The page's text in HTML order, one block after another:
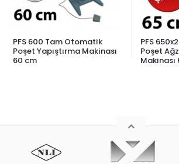
PFS 600 Tam Otomatik
Poşet Yapıştırma Makinası
60 cm
PFS
Poşet
Makinası